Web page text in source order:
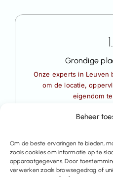
Beheer
Om de beste ervaringen te bieden,
zoals cookies om informatie op te
apparaatgegevens. Door
verwerken zoals browsegedrag of
1.
Grondige
Onze experts in Leuven
om de locatie,
eigendom